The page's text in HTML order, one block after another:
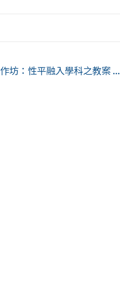
坊：性平融入學科之教案 ...